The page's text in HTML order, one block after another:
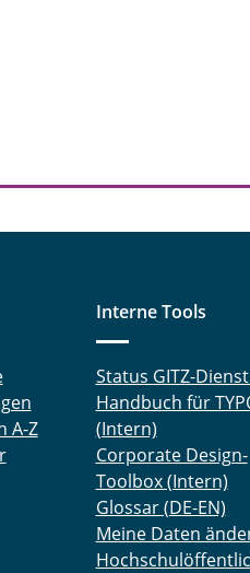
A-Z
Interne Tools
Status GITZ-
Handbuch für
(Intern)
Corporate Design-
Toolbox (Intern)
Glossar (DE-EN)
Meine Daten